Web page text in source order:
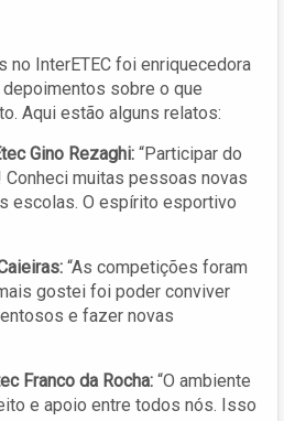
no InterETEC foi enriquecedora
sobre o que
Aqui estão alguns relatos:
Gino Rezaghi: “Participar do
Conheci muitas pessoas novas
escolas. O espírito esportivo
“As competições foram
gostei foi poder conviver
e fazer novas
Franco da Rocha: “O ambiente
e apoio entre todos nós. Isso